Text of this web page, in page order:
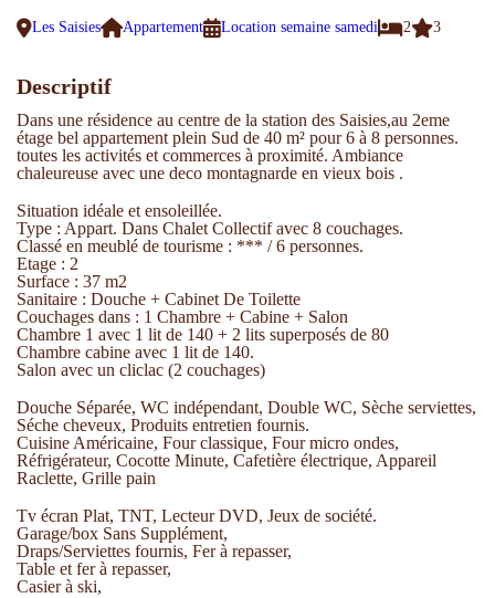
Les Saisies Appartement Location semaine samedi 2 3
Descriptif
Dans une résidence au centre de la station des Saisies,au 2eme
étage bel appartement plein Sud de 40 m² pour 6 à 8 personnes.
toutes les activités et commerces à proximité. Ambiance
chaleureuse avec une deco montagnarde en vieux bois .
Situation idéale et ensoleillée.
Type : Appart. Dans Chalet Collectif avec 8 couchages.
Classé en meublé de tourisme : *** / 6 personnes.
Etage : 2
Surface : 37 m2
Sanitaire : Douche + Cabinet De Toilette
Couchages dans : 1 Chambre + Cabine + Salon
Chambre 1 avec 1 lit de 140 + 2 lits superposés de 80
Chambre cabine avec 1 lit de 140.
Salon avec un cliclac (2 couchages)
Douche Séparée, WC indépendant, Double WC, Sèche serviettes,
Séche cheveux, Produits entretien fournis.
Cuisine Américaine, Four classique, Four micro ondes,
Réfrigérateur, Cocotte Minute, Cafetière électrique, Appareil
Raclette, Grille pain
Tv écran Plat, TNT, Lecteur DVD, Jeux de société.
Garage/box Sans Supplément,
Draps/Serviettes fournis, Fer à repasser,
Table et fer à repasser,
Casier à ski,